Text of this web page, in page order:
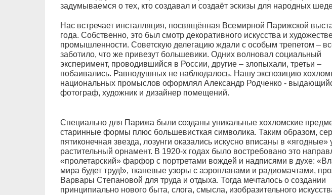
задумываемся о тех, кто создавал и создаёт эскизы для народных
Нас встречает инсталляция, посвящённая Всемирной Парижской
года. Собственно, это был смотр декоративного искусства и
промышленности. Советскую делегацию ждали с особым трепетом –
заботило, что же привезут большевики. Одних волновал социальный
эксперимент, проводившийся в России, другие – злопыхали, третьи –
побаивались. Равнодушных не наблюдалось. Нашу экспозицию
национальных промыслов оформлял Александр Родченко -
фотограф, художник и дизайнер помещений.
Специально для Парижа были созданы уникальные хохломские
старинные формы плюс большевисткая символика. Таким образом,
пятиконечная звезда, лозунги оказались искусно вписаны в «ягодные»
растительный орнамент. В 1920-х годах было востребовано это
«пролетарский» фарфор с портретами вождей и надписями в духе:
мира будет труд!», тканевые узоры с аэропланами и радиомачтами,
Варвары Степановой для труда и отдыха. Тогда мечталось о создании
принципиально нового быта, слога, смысла, изобразительного